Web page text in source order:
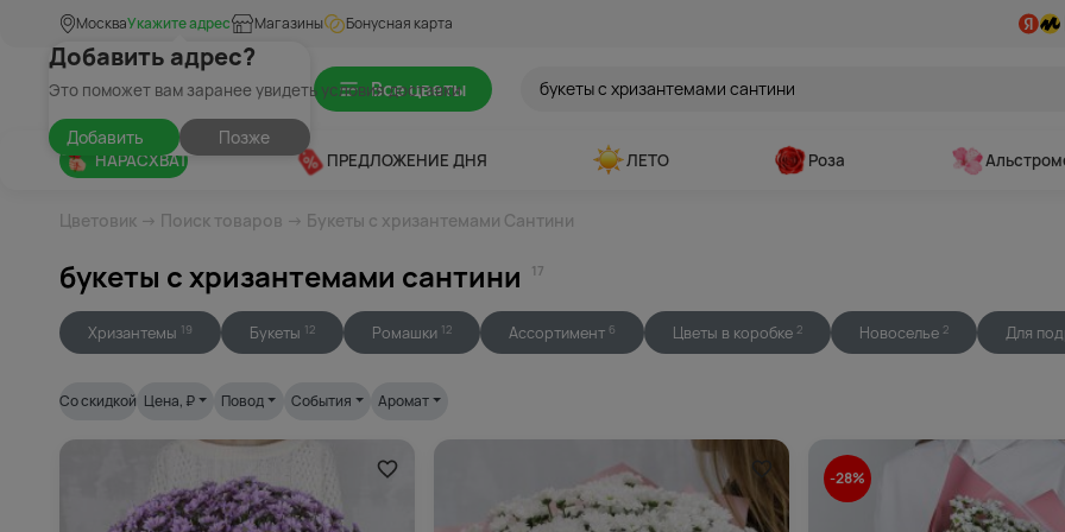
МоскваУкажите адрес
Добавить адрес?
Это поможет вам заранее увидеть условия доставки
Добавить Позже
Магазины Бонусная карта
Все цветы
НАРАСХВАТ ПРЕДЛОЖЕНИЕ ДНЯ ЛЕТО Роза
Цветовик → Поиск товаров → Букеты с хризантемами Сантини
букеты с хризантемами сантини 17
Хризантемы 19 Букеты 12 Ромашки 12 Ассортимент 6 Цветы в коробке 2 Новоселье 2 Для
Со скидкой Цена, ₽ Повод События Аромат
-28%